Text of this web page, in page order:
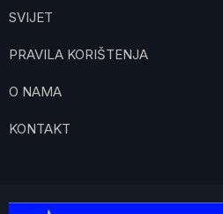
SVIJET
PRAVILA KORIŠTENJA
O NAMA
KONTAKT